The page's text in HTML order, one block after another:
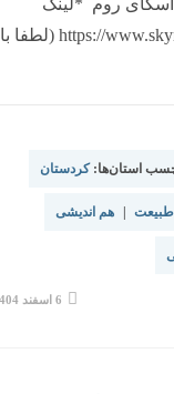
بستر اسکای روم *لینک
شرکت در وبینار*https://www.skyroom.online/ch/richt/tourism (لطفا با
استان‌ها:کردستان
طبیعت هم اندیشی
نوشته
6 اسفند 1404